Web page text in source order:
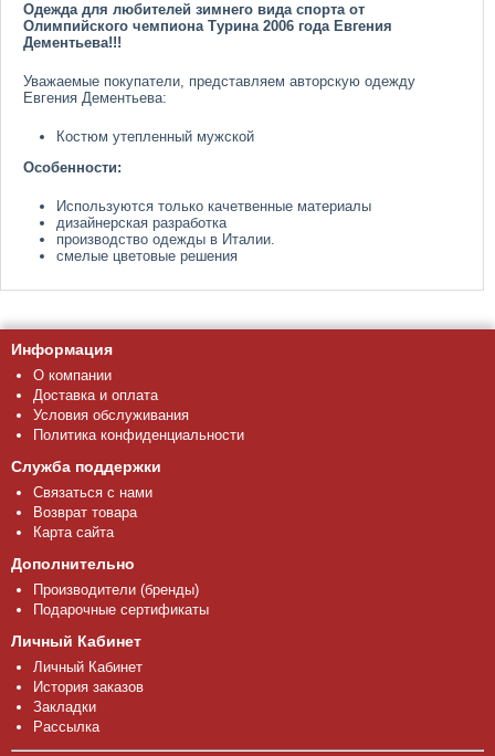
Одежда для любителей зимнего вида спорта от
Олимпийского чемпиона Турина 2006 года Евгения
Дементьева!!!
Уважаемые покупатели, представляем авторскую одежду
Евгения Дементьева:
Костюм утепленный мужской
Особенности:
Используются только качетвенные материалы
дизайнерская разработка
производство одежды в Италии.
смелые цветовые решения
Информация
О компании
Доставка и оплата
Условия обслуживания
Политика конфиденциальности
Служба поддержки
Связаться с нами
Возврат товара
Карта сайта
Дополнительно
Производители (бренды)
Подарочные сертификаты
Личный Кабинет
Личный Кабинет
История заказов
Закладки
Рассылка